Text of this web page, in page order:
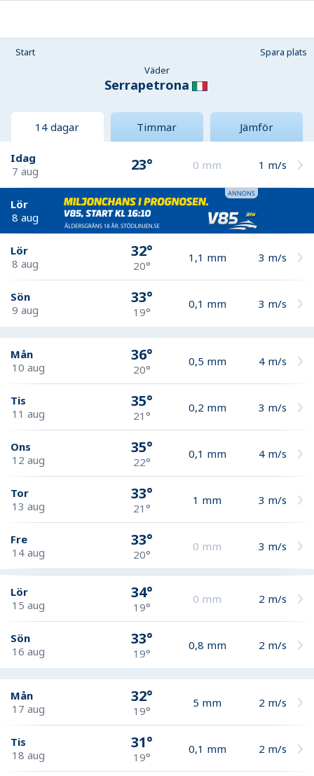
Start
Spara plats
Väder
Serrapetrona
14 dagar Timmar Jämför
Idag
7 aug
23° 0 mm 1 m/s
Lör
8 aug
Lör
8 aug
32°
20°
1,1 mm 3 m/s
Sön
9 aug
33°
19°
0,1 mm 3 m/s
Mån
10 aug
36°
20°
0,5 mm 4 m/s
Tis
11 aug
35°
21°
0,2 mm 3 m/s
Ons
12 aug
35°
22°
0,1 mm 4 m/s
Tor
13 aug
33°
21°
1 mm 3 m/s
Fre
14 aug
33°
20°
0 mm 3 m/s
Lör
15 aug
34°
19°
0 mm 2 m/s
Sön
16 aug
33°
19°
0,8 mm 2 m/s
Mån
17 aug
32°
19°
5 mm 2 m/s
Tis
18 aug
31°
19°
0,1 mm 2 m/s